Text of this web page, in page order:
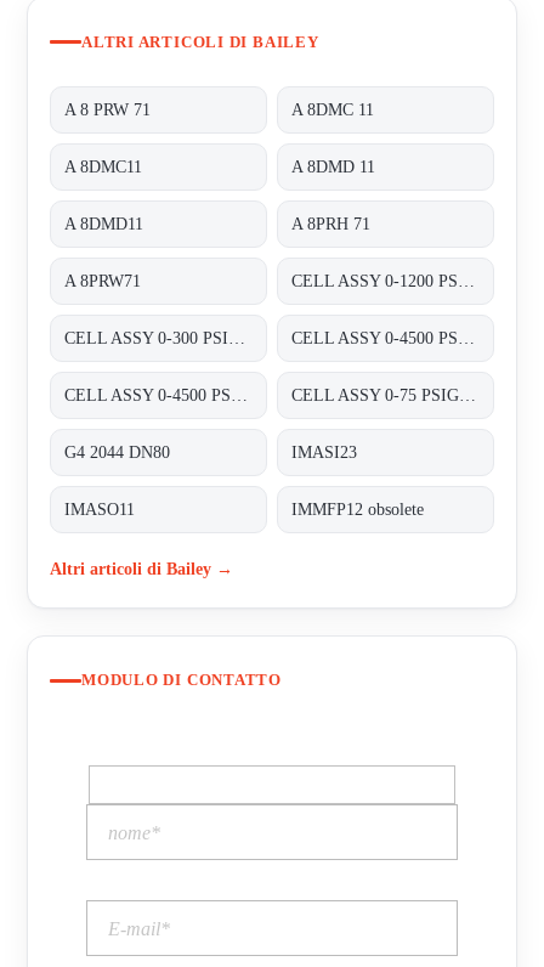
ALTRI ARTICOLI DI BAILEY
A 8 PRW 71 A 8DMC 11
A 8DMC11 A 8DMD 11
A 8DMD11 A 8PRH 71
A 8PRW71
G4 2044 DN80 IMASI23
IMASO11 IMMFP12 obsolete
Altri articoli di Bailey →
MODULO DI CONTATTO